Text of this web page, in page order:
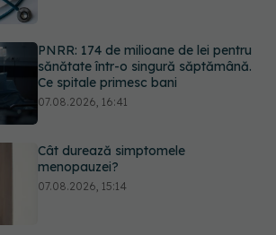
07.08.2026, 16:41
Cât durează simptomele
menopauzei?
Ți-ai mărit buzele? Cele 4 greșeli